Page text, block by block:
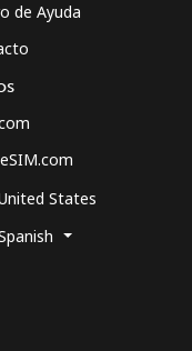
de Ayuda
States